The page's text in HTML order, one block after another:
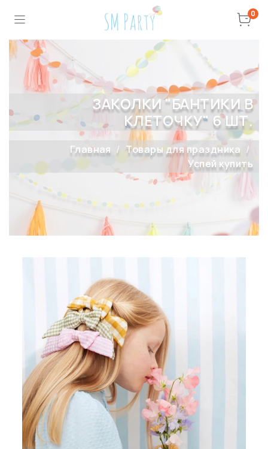
0
ЗАКОЛКИ "БАНТИКИ В
КЛЕТОЧКУ" 6 ШТ.
Главная
Товары для праздника
Успей купить